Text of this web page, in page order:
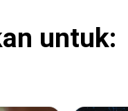
untuk: